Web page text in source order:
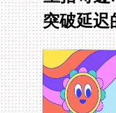
突破延迟